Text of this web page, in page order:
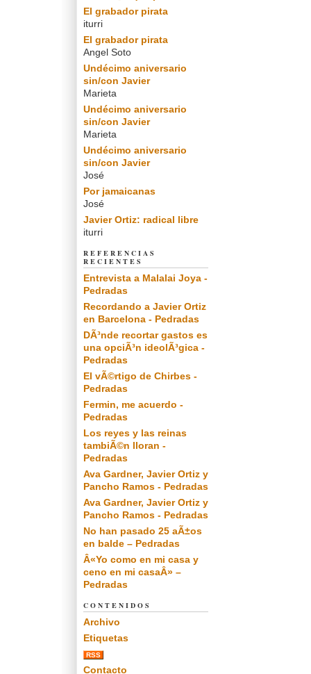
El grabador pirata
iturri
El grabador pirata
Angel Soto
Undécimo aniversario
sin/con Javier
Marieta
Undécimo aniversario
sin/con Javier
Marieta
Undécimo aniversario
sin/con Javier
José
Por jamaicanas
José
Javier Ortiz: radical libre
iturri
REFERENCIAS
RECIENTES
Entrevista a Malalai Joya -
Pedradas
Recordando a Javier Ortiz
en Barcelona - Pedradas
DÃ³nde recortar gastos es
una opciÃ³n ideolÃ³gica -
Pedradas
El vÃ©rtigo de Chirbes -
Pedradas
Fermin, me acuerdo -
Pedradas
Los reyes y las reinas
tambiÃ©n lloran -
Pedradas
Ava Gardner, Javier Ortiz y
Pancho Ramos - Pedradas
Ava Gardner, Javier Ortiz y
Pancho Ramos - Pedradas
No han pasado 25 aÃ±os
en balde – Pedradas
Â«Yo como en mi casa y
ceno en mi casaÂ» –
Pedradas
CONTENIDOS
Archivo
Etiquetas
RSS
Contacto